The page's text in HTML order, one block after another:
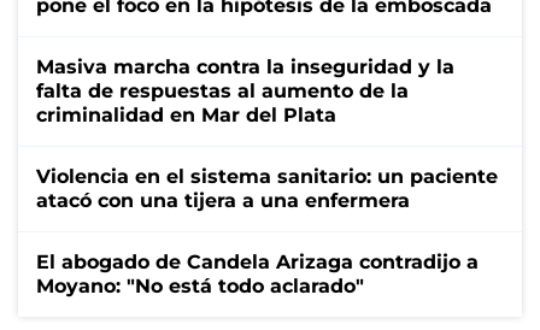
pone el foco en la hipótesis de la emboscada
Masiva marcha contra la inseguridad y la
falta de respuestas al aumento de la
criminalidad en Mar del Plata
Violencia en el sistema sanitario: un paciente
atacó con una tijera a una enfermera
El abogado de Candela Arizaga contradijo a
Moyano: "No está todo aclarado"